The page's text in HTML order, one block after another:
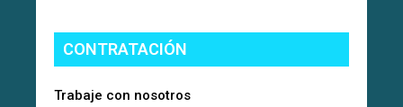
CONTRATACIÓN
Trabaje con nosotros